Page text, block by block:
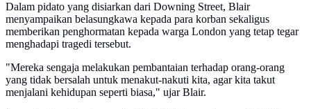
Dalam pidato yang disiarkan dari Downing Street, Blair
menyampaikan belasungkawa kepada para korban sekaligus
memberikan penghormatan kepada warga London yang tetap tegar
menghadapi tragedi tersebut.
"Mereka sengaja melakukan pembantaian terhadap orang-orang
yang tidak bersalah untuk menakut-nakuti kita, agar kita takut
menjalani kehidupan seperti biasa," ujar Blair.